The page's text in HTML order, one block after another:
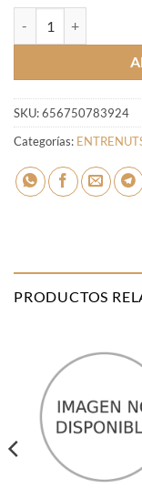
SKU:656750783924
Categorías:
PRODUCTOS